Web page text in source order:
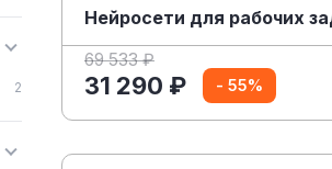
2
Нейросети для рабочих
69 533 ₽
31 290 ₽ - 55%